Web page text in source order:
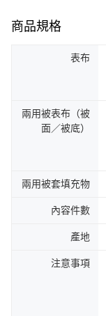
商品規格
表布
兩用被表布（被
面／被底）
兩用被套填充物
內容件數
產地
注意事項